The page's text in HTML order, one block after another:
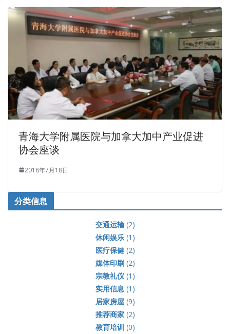
青海大学附属医院与加拿大加中产业促进
协会座谈
2018年7月18日
分类信息
交通运输(2)
休闲娱乐(1)
医疗保健(2)
媒体印刷(2)
宗教礼仪(1)
实用信息(1)
居家房屋(9)
推荐商家(2)
教育培训 (0)